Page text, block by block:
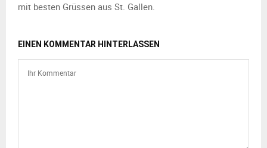
mit besten Grüssen aus St. Gallen.
EINEN KOMMENTAR HINTERLASSEN